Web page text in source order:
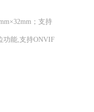
；支持
功能,支持ONVIF